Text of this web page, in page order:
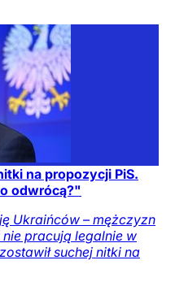
na propozycji PiS.
odwrócą?"
Ukraińców – mężczyzn
pracują legalnie w
suchej nitki na